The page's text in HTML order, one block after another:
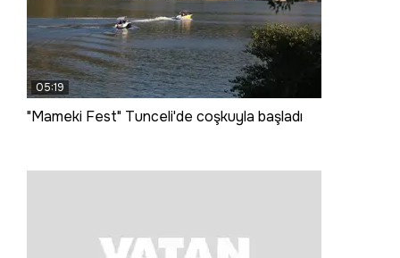
05:19
"Mameki Fest" Tunceli'de coşkuyla başladı